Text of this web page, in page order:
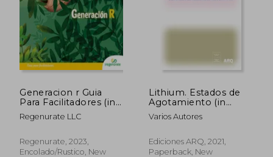
Generacion r Guia
Para Facilitadores (in
Spanish)
Regenurate LLC
Regenurate, 2023,
Encolado/rustico, New
Lithium. Estados de
Agotamiento (in
Spanish)
Varios Autores
Ediciones ARQ, 2021,
Paperback, New